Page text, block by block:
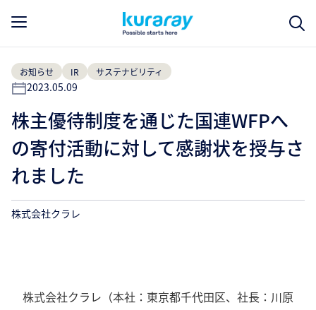
お知らせ IR サステナビリティ
2023.05.09
株主優待制度を通じた国連WFPへ
の寄付活動に対して感謝状を授与さ
れました
株式会社クラレ
株式会社クラレ（本社：東京都千代田区、社長：川原